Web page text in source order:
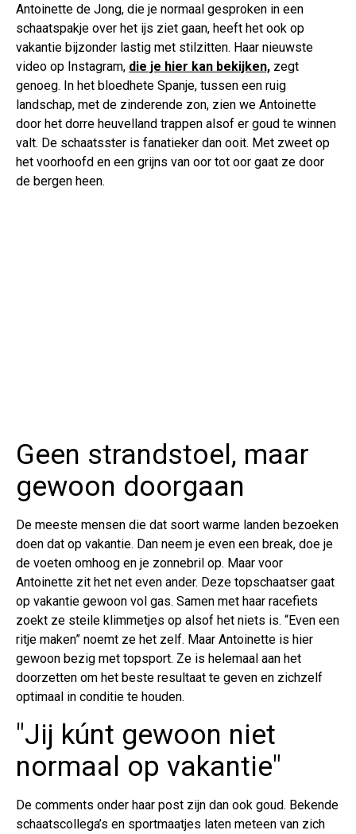
Antoinette de Jong, die je normaal gesproken in een
schaatspakje over het ijs ziet gaan, heeft het ook op
vakantie bijzonder lastig met stilzitten. Haar nieuwste
video op Instagram, die je hier kan bekijken, zegt
genoeg. In het bloedhete Spanje, tussen een ruig
landschap, met de zinderende zon, zien we Antoinette
door het dorre heuvelland trappen alsof er goud te winnen
valt. De schaatsster is fanatieker dan ooit. Met zweet op
het voorhoofd en een grijns van oor tot oor gaat ze door
de bergen heen.
Geen strandstoel, maar
gewoon doorgaan
De meeste mensen die dat soort warme landen bezoeken
doen dat op vakantie. Dan neem je even een break, doe je
de voeten omhoog en je zonnebril op. Maar voor
Antoinette zit het net even ander. Deze topschaatser gaat
op vakantie gewoon vol gas. Samen met haar racefiets
zoekt ze steile klimmetjes op alsof het niets is. “Even een
ritje maken” noemt ze het zelf. Maar Antoinette is hier
gewoon bezig met topsport. Ze is helemaal aan het
doorzetten om het beste resultaat te geven en zichzelf
optimaal in conditie te houden.
"Jij kúnt gewoon niet
normaal op vakantie"
De comments onder haar post zijn dan ook goud. Bekende
schaatscollega’s en sportmaatjes laten meteen van zich